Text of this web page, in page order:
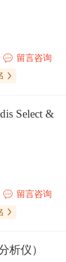
留言咨询
Select &
留言咨询
析仪）